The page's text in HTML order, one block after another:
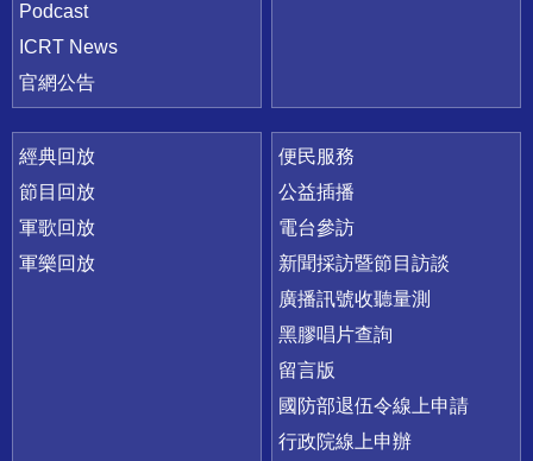
Podcast
ICRT News
官網公告
經典回放
節目回放
軍歌回放
軍樂回放
便民服務
公益插播
電台參訪
新聞採訪暨節目訪談
廣播訊號收聽量測
黑膠唱片查詢
留言版
國防部退伍令線上申請
行政院線上申辦